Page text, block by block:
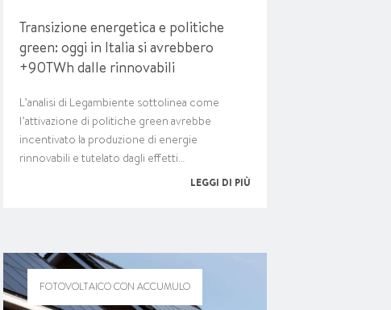
Transizione energetica e politiche
green: oggi in Italia si avrebbero
+90TWh dalle rinnovabili
L’analisi di Legambiente sottolinea come
l’attivazione di politiche green avrebbe
incentivato la produzione di energie
rinnovabili e tutelato dagli effetti…
LEGGI DI PIÙ
FOTOVOLTAICO CON ACCUMULO